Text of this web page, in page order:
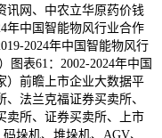
讯网、中农立华原药价钱
年中国智能物风行业合作
2024年中国智能物风行
表61：2002-2024年中国
）前瞻上市企业大数据平
法兰克福证券买卖所、
卖所、证券买卖所、上市
垛机、堆垛机、AGV、